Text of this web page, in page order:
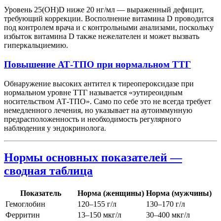
Уровень 25(OH)D ниже 20 нг/мл — выраженный дефицит,
требующий коррекции. Восполнение витамина D проводится
под контролем врача и с контрольными анализами, поскольку
избыток витамина D также нежелателен и может вызвать
гиперкальциемию.
Повышение АТ-ТПО при нормальном ТТГ
Обнаружение высоких антител к тиреопероксидазе при
нормальном уровне ТТГ называется «эутиреоидным
носительством АТ-ТПО». Само по себе это не всегда требует
немедленного лечения, но указывает на аутоиммунную
предрасположенность и необходимость регулярного
наблюдения у эндокринолога.
Нормы основных показателей —
сводная таблица
Показатель Норма (женщины) Норма (мужчины)
Гемоглобин
120–155 г/л
130–170 г/л
Ферритин
13–150 мкг/л
30–400 мкг/л